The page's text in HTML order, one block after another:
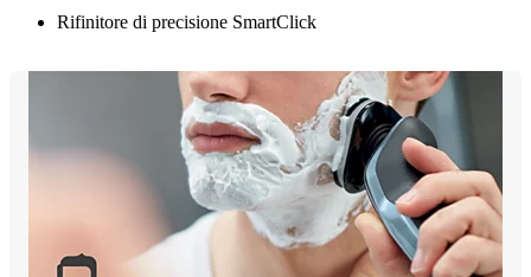
Rifinitore di precisione SmartClick